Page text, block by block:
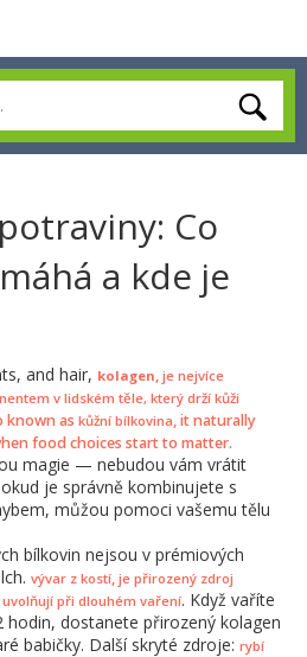
Co
a kde je
and hair, kolagen, je nejvíce
v lidském těle, který drží kůži
known as kůžní bílkovina, it naturally
food choices start to matter.
magie — nebudou vám vrátit
je správně kombinujete s
můžou pomoci vašemu tělu
bílkovin nejsou v prémiových
vývar z kostí, je přirozený zdroj
při dlouhém vaření. Když vaříte
dostanete přirozený kolagen
babičky. Další skryté zdroje: rybí